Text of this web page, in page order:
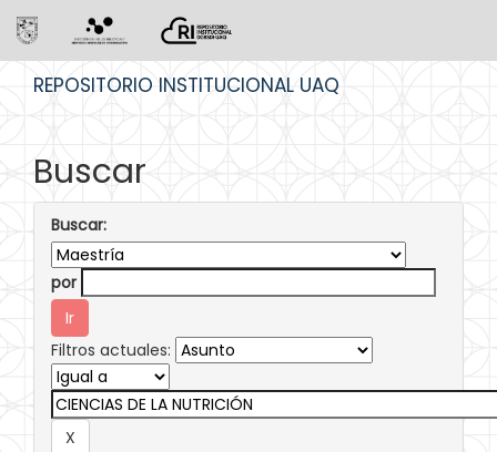
REPOSITORIO INSTITUCIONAL UAQ
Buscar
Buscar:
por
Filtros actuales: